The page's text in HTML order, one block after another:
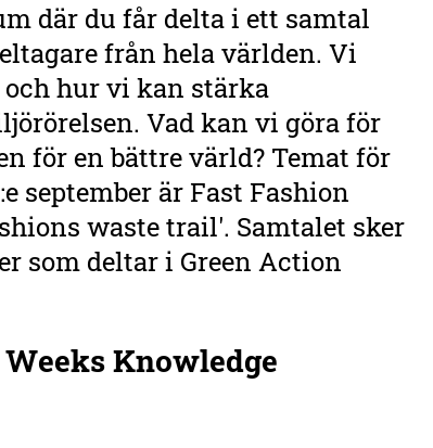
där du får delta i ett samtal
från hela världen. Vi
hur vi kan stärka
Vad kan vi göra för
för en bättre värld? Temat för
september är Fast Fashion
waste trail'. Samtalet sker
som deltar i Green Action
Knowledge